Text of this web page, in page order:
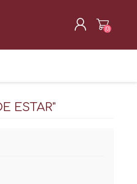
(0)
ESTAR"